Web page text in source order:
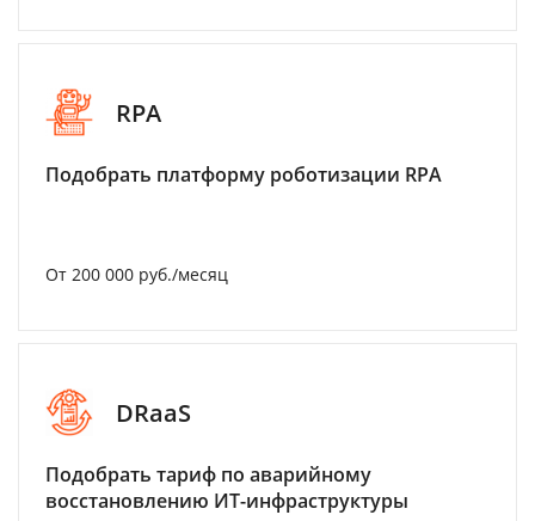
RPA
Подобрать платформу роботизации RPA
От 200 000 руб./месяц
DRaaS
Подобрать тариф по аварийному
восстановлению ИТ-инфраструктуры